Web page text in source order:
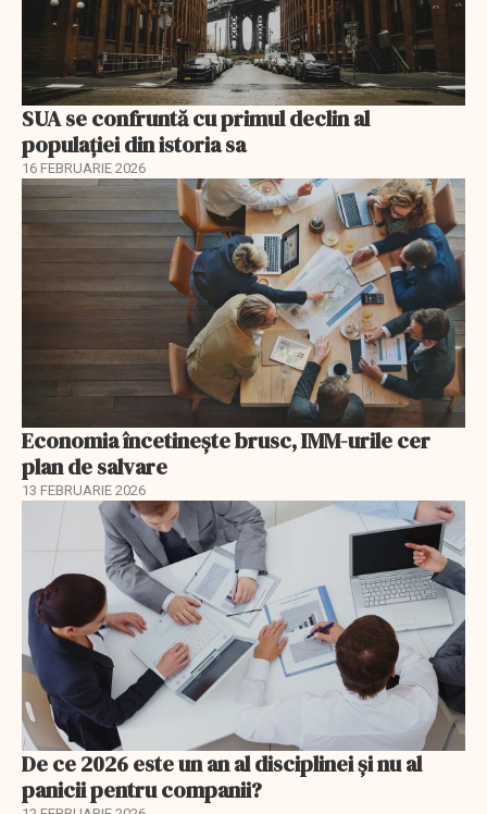
SUA se confruntă cu primul declin al
populației din istoria sa
16 FEBRUARIE 2026
Economia încetinește brusc, IMM-urile cer
plan de salvare
13 FEBRUARIE 2026
De ce 2026 este un an al disciplinei și nu al
panicii pentru companii?